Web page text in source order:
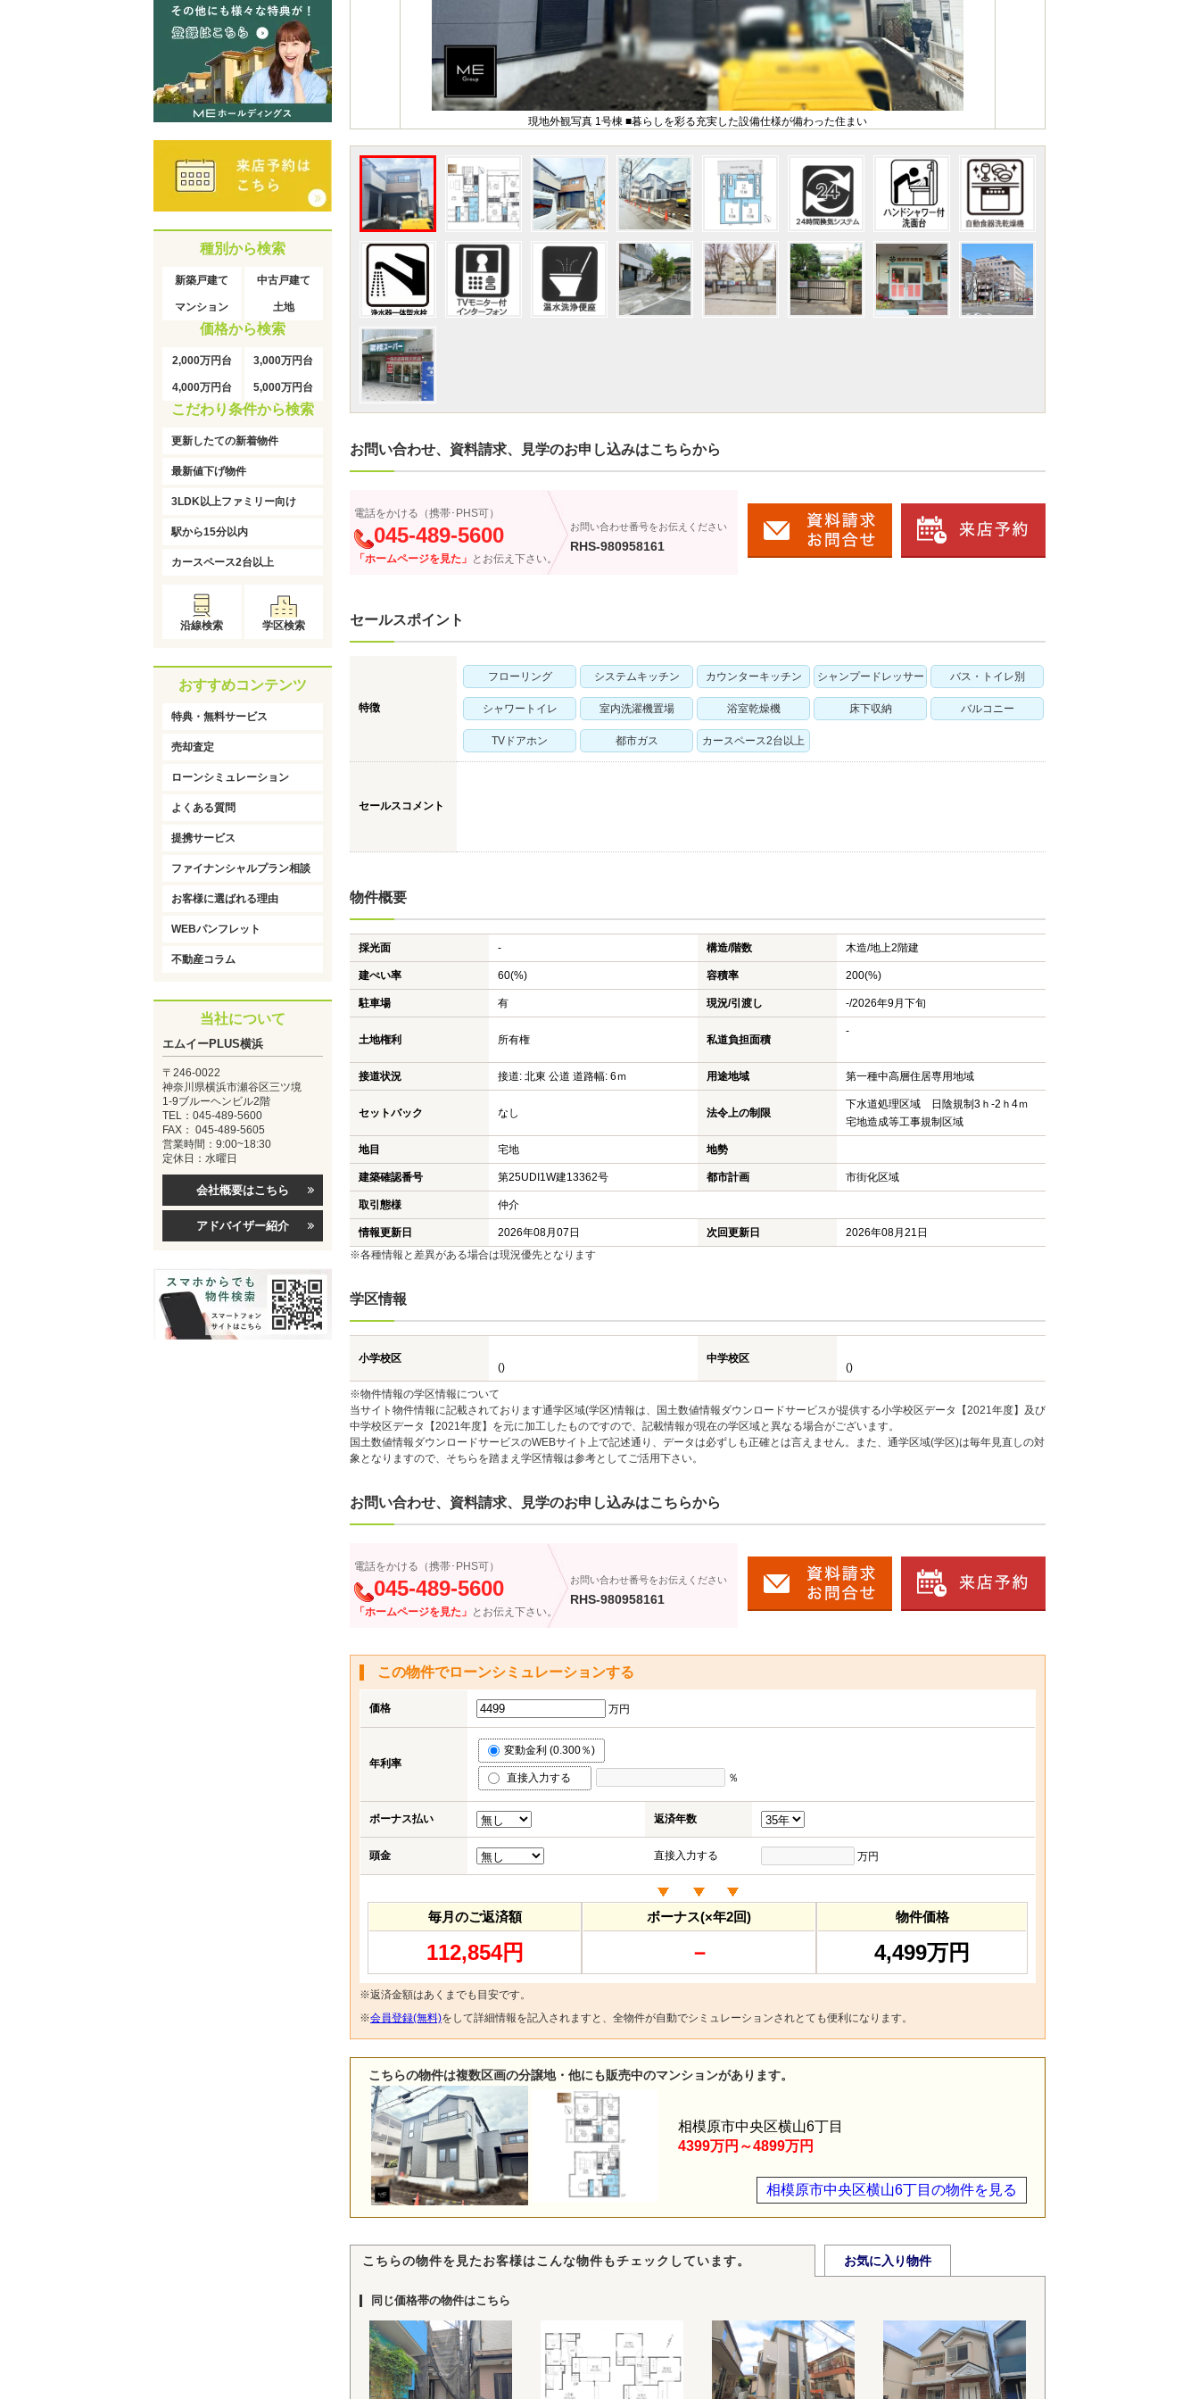
現地外観写真 1号棟 ■暮らしを彩る充実した設備仕様が備わった住まい
お問い合わせ、資料請求、見学のお申し込みはこちらから
電話をかける（携帯･PHS可）
045-489-5600
「ホームページを見た」 とお伝え下さい。
お問い合わせ番号をお伝えください
RHS-980958161
セールスポイント
特徴
フローリング システムキッチン カウンターキッチン シャンプードレッサー バス・トイレ別
シャワートイレ 室内洗濯機置場 浴室乾燥機 床下収納 バルコニー
TVドアホン 都市ガス カースペース2台以上
セールスコメント
物件概要
採光面 - 構造/階数 木造/地上2階建
建ぺい率 60(%) 容積率 200(%)
駐車場 有 現況/引渡し -/2026年9月下旬
土地権利 所有権 私道負担面積
-
接道状況 接道: 北東 公道 道路幅: 6ｍ 用途地域 第一種中高層住居専用地域
セットバック なし 法令上の制限
下水道処理区域 日陰規制3ｈ-2ｈ4ｍ
宅地造成等工事規制区域
地目 宅地 地勢
建築確認番号 第25UDI1W建13362号 都市計画 市街化区域
取引態様 仲介
情報更新日 2026年08月07日 次回更新日
2026年08月21日
※各種情報と差異がある場合は現況優先となります
学区情報
小学校区
()
中学校区
()
※物件情報の学区情報について
当サイト物件情報に記載されております通学区域(学区)情報は、国土数値情報ダウンロードサービスが提供する小学校区データ【2021年度】及び
中学校区データ【2021年度】を元に加工したものですので、記載情報が現在の学区域と異なる場合がございます。
国土数値情報ダウンロードサービスのWEBサイト上で記述通り、データは必ずしも正確とは言えません。また、通学区域(学区)は毎年見直しの対
象となりますので、そちらを踏まえ学区情報は参考としてご活用下さい。
お問い合わせ、資料請求、見学のお申し込みはこちらから
電話をかける（携帯･PHS可）
045-489-5600
「ホームページを見た」 とお伝え下さい。
お問い合わせ番号をお伝えください
RHS-980958161
この物件でローンシミュレーションする
価格 万円
年利率
変動金利 (0.300％)
直接入力する ％
ボーナス払い 返済年数
頭金 直接入力する 万円
毎月のご返済額
112,854円
ボーナス(×年2回)
－
物件価格
4,499万円
※返済金額はあくまでも目安です。
※会員登録(無料)をして詳細情報を記入されますと、全物件が自動でシミュレーションされとても便利になります。
こちらの物件は複数区画の分譲地・他にも販売中のマンションがあります。
相模原市中央区横山6丁目の物件を見る
相模原市中央区横山6丁目
4399万円～4899万円
こちらの物件を見たお客様はこんな物件もチェックしています。 お気に入り物件
同じ価格帯の物件はこちら
種別から検索
新築戸建て 中古戸建て
マンション 土地
価格から検索
2,000万円台 3,000万円台
4,000万円台 5,000万円台
こだわり条件から検索
更新したての新着物件
最新値下げ物件
3LDK以上ファミリー向け
駅から15分以内
カースペース2台以上
沿線検索 学区検索
おすすめコンテンツ
特典・無料サービス
売却査定
ローンシミュレーション
よくある質問
提携サービス
ファイナンシャルプラン相談
お客様に選ばれる理由
WEBパンフレット
不動産コラム
当社について
エムイーPLUS横浜
〒246-0022
神奈川県横浜市瀬谷区三ツ境
1-9ブルーヘンビル2階
TEL：045-489-5600
FAX： 045-489-5605
営業時間：9:00~18:30
定休日：水曜日
会社概要はこちら
アドバイザー紹介